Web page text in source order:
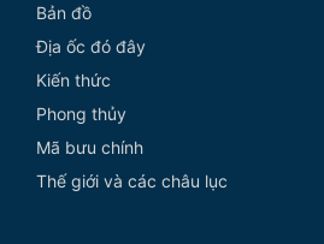
Bản đồ
Địa ốc đó đây
Kiến thức
Phong thủy
Mã bưu chính
Thế giới và các châu lục